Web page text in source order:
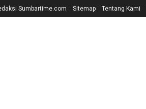
Sumbartime.com Sitemap Tentang Kami